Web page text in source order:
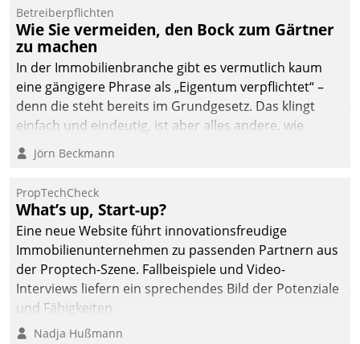
Datatrain ermöglicht
automatisiert ausgelöste,
zielgerichtete
Mieterbefragungen – eine
starke Grundlage für
intelligente,
Entscheidungen.
Betreiberpflichten
Wie Sie vermeiden, den Bock zum Gärtner
zu machen
In der Immobilienbranche gibt es vermutlich kaum
eine gängigere Phrase als „Eigentum verpflichtet“ –
denn die steht bereits im Grundgesetz. Das klingt
einfach und eindeutig, ist aber alles andere, wie
Branchenbeschäftigte wissen. Denn mit der
Verantwortung folgen Verpflichtungen.
Jörn Beckmann
PropTechCheck
What’s up, Start-up?
Eine neue Website führt innovationsfreudige
Immobilienunternehmen zu passenden Partnern aus
der Proptech-Szene. Fallbeispiele und Video-
Interviews liefern ein sprechendes Bild der Potenziale
und Fähigkeiten.
Nadja Hußmann